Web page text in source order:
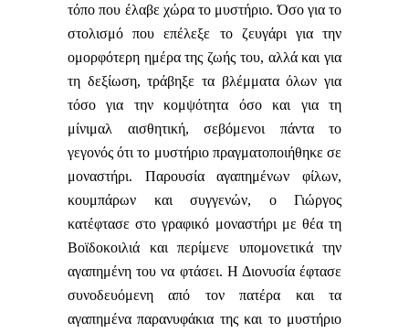
τόπο που έλαβε χώρα το μυστήριο. Όσο για το
στολισμό που επέλεξε το ζευγάρι για την
ομορφότερη ημέρα της ζωής του, αλλά και για
τη δεξίωση, τράβηξε τα βλέμματα όλων για
τόσο για την κομψότητα όσο και για τη
μίνιμαλ αισθητική, σεβόμενοι πάντα το
γεγονός ότι το μυστήριο πραγματοποιήθηκε σε
μοναστήρι. Παρουσία αγαπημένων φίλων,
κουμπάρων και συγγενών, ο Γιώργος
κατέφτασε στο γραφικό μοναστήρι με θέα τη
Βοϊδοκοιλιά και περίμενε υπομονετικά την
αγαπημένη του να φτάσει. Η Διονυσία έφτασε
συνοδευόμενη από τον πατέρα και τα
αγαπημένα παρανυφάκια της και το μυστήριο